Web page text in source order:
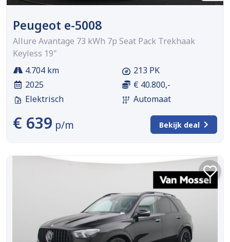
Peugeot e-5008
Allure Avantage 73 kWh 7p Seat Pack Trekhaak
Keyless 19"
4.704 km
2025
Elektrisch
213 PK
€ 40.800,-
Automaat
€ 639 p/m Bekijk deal